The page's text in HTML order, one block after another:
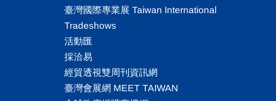
臺灣國際專業展 Taiwan International
Tradeshows
活動匯
採洽易
經貿透視雙周刊資訊網
臺灣會展網 MEET TAIWAN